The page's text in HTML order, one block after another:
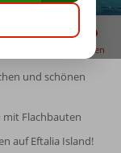
merken
und schönen
mit Flachbauten
auf Eftalia Island!